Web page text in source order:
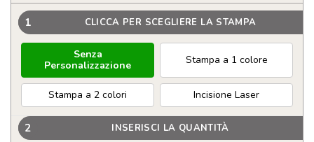
1 CLICCA PER SCEGLIERE LA STAMPA
Senza
Personalizzazione
Stampa a 1 colore
Stampa a 2 colori Incisione Laser
2 INSERISCI LA QUANTITÀ